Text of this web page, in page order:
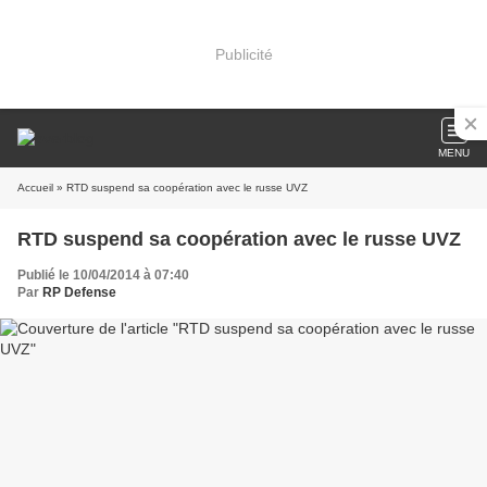
Publicité
MENU
Accueil » RTD suspend sa coopération avec le russe UVZ
RTD suspend sa coopération avec le russe UVZ
Publié le 10/04/2014 à 07:40
Par RP Defense